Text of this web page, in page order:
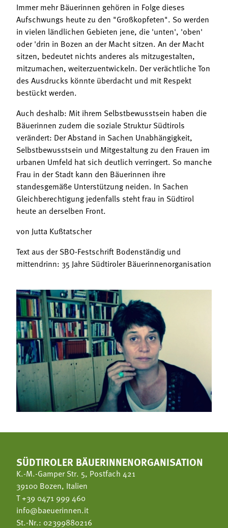
Immer mehr Bäuerinnen gehören in Folge dieses
Aufschwungs heute zu den "Großkopfeten". So werden
in vielen ländlichen Gebieten jene, die 'unten', 'oben'
oder 'drin in Bozen an der Macht sitzen. An der Macht
sitzen, bedeutet nichts anderes als mitzugestalten,
mitzumachen, weiterzuentwickeln. Der verächtliche Ton
des Ausdrucks könnte überdacht und mit Respekt
bestückt werden.
Auch deshalb: Mit ihrem Selbstbewusstsein haben die
Bäuerinnen zudem die soziale Struktur Südtirols
verändert: Der Abstand in Sachen Unabhängigkeit,
Selbstbewusstsein und Mitgestaltung zu den Frauen im
urbanen Umfeld hat sich deutlich verringert. So manche
Frau in der Stadt kann den Bäuerinnen ihre
standesgemäße Unterstützung neiden. In Sachen
Gleichberechtigung jedenfalls steht frau in Südtirol
heute an derselben Front.
von Jutta Kußtatscher
Text aus der SBO-Festschrift Bodenständig und
mittendrinn: 35 Jahre Südtiroler Bäuerinnenorganisation
SÜDTIROLER BÄUERINNENORGANISATION
K.-M.-Gamper Str. 5, Postfach 421
39100 Bozen, Italien
T+39 0471 999 460
info@baeuerinnen.it
St.-Nr.: 02399880216